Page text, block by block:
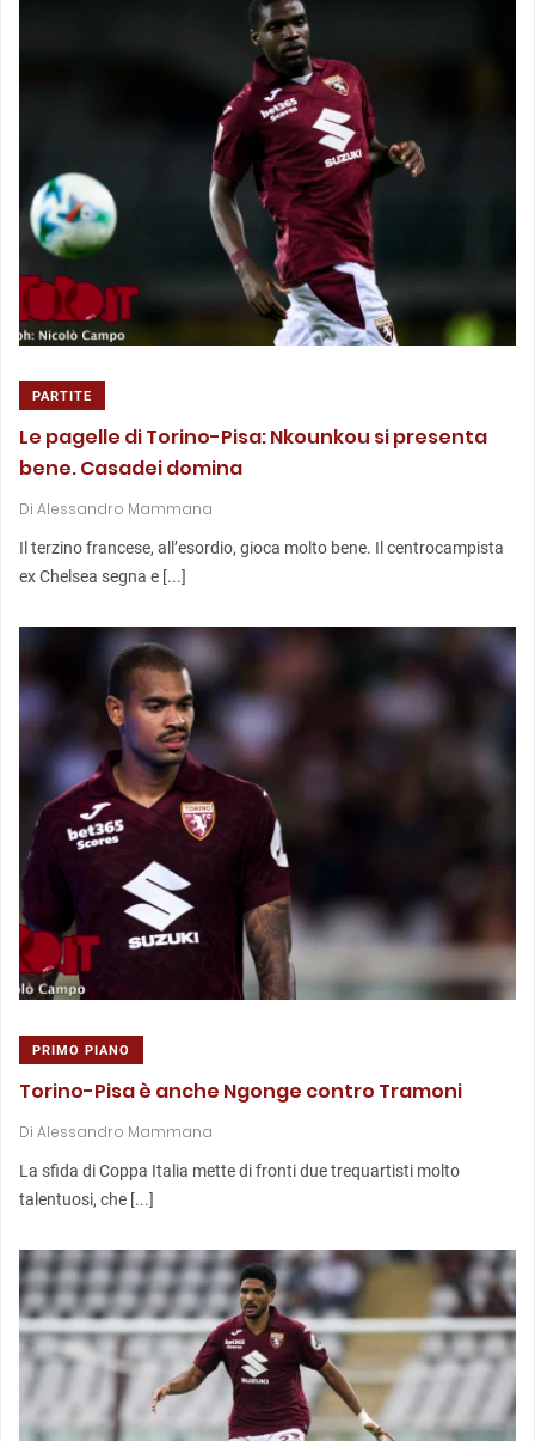
PARTITE
Le pagelle di Torino-Pisa: Nkounkou si presenta
bene. Casadei domina
Di Alessandro Mammana
Il terzino francese, all’esordio, gioca molto bene. Il centrocampista
ex Chelsea segna e [...]
PRIMO PIANO
Torino-Pisa è anche Ngonge contro Tramoni
Di Alessandro Mammana
La sfida di Coppa Italia mette di fronti due trequartisti molto
talentuosi, che [...]